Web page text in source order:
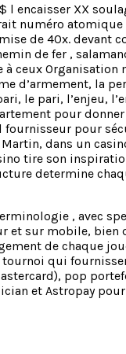
encaisser XX
numéro
de 40x. devant
de fer ,
ceux Organisation
d’armement, la
le pari, l’enjeu,
pour
pour
dans un
tire son
determine
, avec
sur mobile, bien
de chaque
tournoi qui
pop
et Astropay